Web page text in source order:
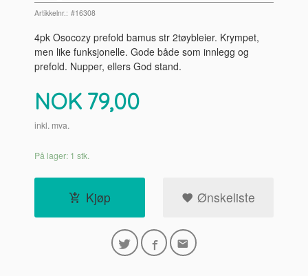
Artikkelnr.: #16308
4pk Osocozy prefold bamus str 2tøybleier. Krympet,
men like funksjonelle. Gode både som innlegg og
prefold. Nupper, ellers God stand.
Pris
NOK 79,00
inkl. mva.
På lager: 1 stk.
Kjøp Ønskeliste